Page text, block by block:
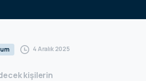
4 Aralık 2025
kişilerin